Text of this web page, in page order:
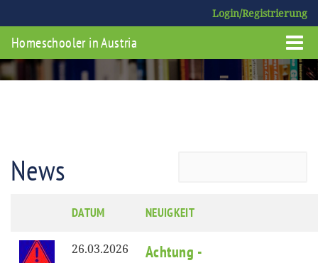
Login/Registrierung
Homeschooler in Austria
News
DATUM NEUIGKEIT
26.03.2026
Achtung -